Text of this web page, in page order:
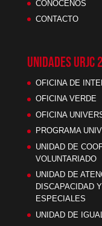
CONÓCENOS
CONTACTO
UNIDADES
OFICINA DE
OFICINA VERDE
OFICINA
PROGRAMA
UNIDAD DE
VOLUNTARIADO
UNIDAD DE
DISCAPACIDAD
ESPECIALES
UNIDAD DE